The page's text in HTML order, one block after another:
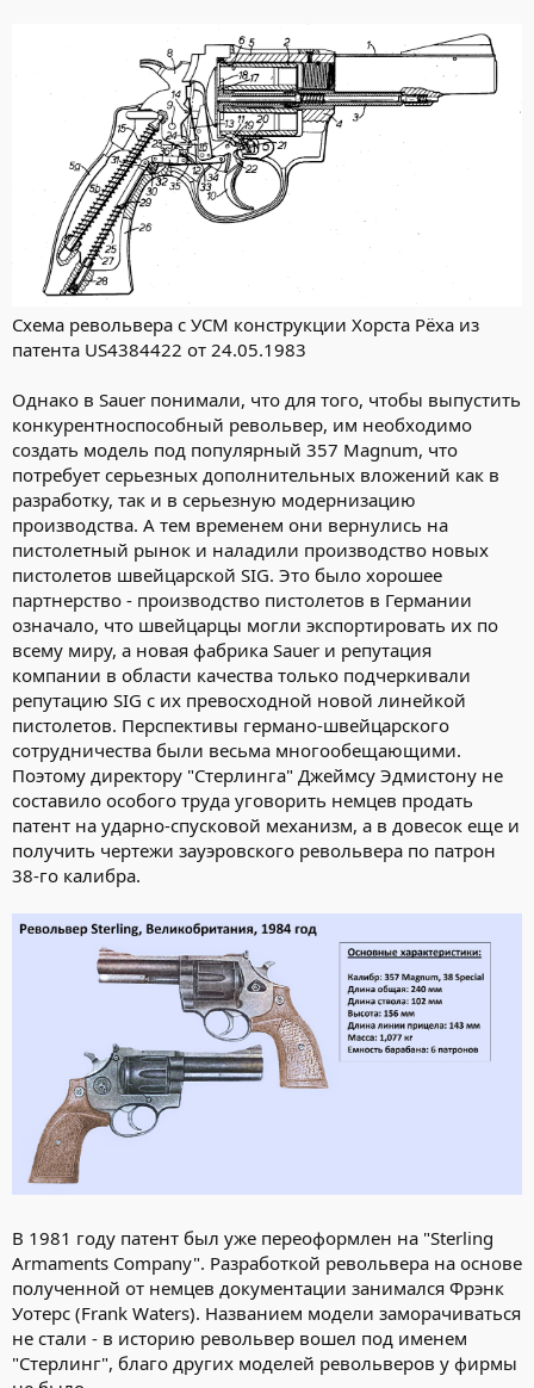
Схема револьвера с УСМ конструкции Хорста Рёха из
патента US4384422 от 24.05.1983
Однако в Sauer понимали, что для того, чтобы выпустить
конкурентноспособный револьвер, им необходимо
создать модель под популярный 357 Magnum, что
потребует серьезных дополнительных вложений как в
разработку, так и в серьезную модернизацию
производства. А тем временем они вернулись на
пистолетный рынок и наладили производство новых
пистолетов швейцарской SIG. Это было хорошее
партнерство - производство пистолетов в Германии
означало, что швейцарцы могли экспортировать их по
всему миру, а новая фабрика Sauer и репутация
компании в области качества только подчеркивали
репутацию SIG с их превосходной новой линейкой
пистолетов. Перспективы германо-швейцарского
сотрудничества были весьма многообещающими.
Поэтому директору "Стерлинга" Джеймсу Эдмистону не
составило особого труда уговорить немцев продать
патент на ударно-спусковой механизм, а в довесок еще и
получить чертежи зауэровского револьвера по патрон
38-го калибра.
В 1981 году патент был уже переоформлен на "Sterling
Armaments Company". Разработкой револьвера на основе
полученной от немцев документации занимался Фрэнк
Уотерс (Frank Waters). Названием модели заморачиваться
не стали - в историю револьвер вошел под именем
"Стерлинг", благо других моделей револьверов у фирмы